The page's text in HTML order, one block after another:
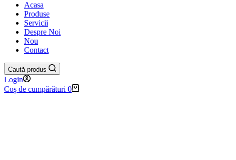
Acasa
Produse
Servicii
Despre Noi
Nou
Contact
Caută produs
Login
Coș de cumpărături 0